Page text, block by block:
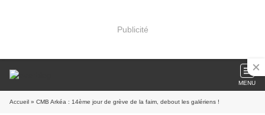
Publicité
MENU
Accueil » CMB Arkéa : 14ème jour de grève de la faim, debout les galériens !